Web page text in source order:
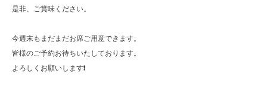
是非、ご賞味ください。
今週末もまだまだお席ご用意できます。
皆様のご予約お待ちいたしております。
よろしくお願いします❗️